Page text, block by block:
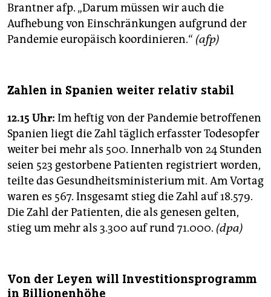
Brantner afp. „Darum müssen wir auch die
Aufhebung von Einschränkungen aufgrund der
Pandemie europäisch koordinieren.“ (afp)
Zahlen in Spanien weiter relativ stabil
12.15 Uhr: Im heftig von der Pandemie betroffenen
Spanien liegt die Zahl täglich erfasster Todesopfer
weiter bei mehr als 500. Innerhalb von 24 Stunden
seien 523 gestorbene Patienten registriert worden,
teilte das Gesundheitsministerium mit. Am Vortag
waren es 567. Insgesamt stieg die Zahl auf 18.579.
Die Zahl der Patienten, die als genesen gelten,
stieg um mehr als 3.300 auf rund 71.000. (dpa)
Von der Leyen will Investitionsprogramm
in Billionenhöhe